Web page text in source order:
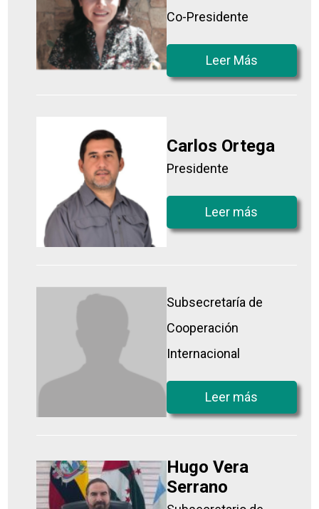
Co-Presidente
Leer Más
Carlos Ortega
Presidente
Leer más
Subsecretaría de
Cooperación
Internacional
Leer más
Hugo Vera
Serrano